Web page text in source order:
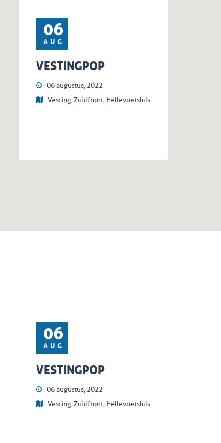
06
AUG
VESTINGPOP
06 augustus, 2022
Vesting, Zuidfront, Hellevoetsluis
06
AUG
VESTINGPOP
06 augustus, 2022
Vesting, Zuidfront, Hellevoetsluis